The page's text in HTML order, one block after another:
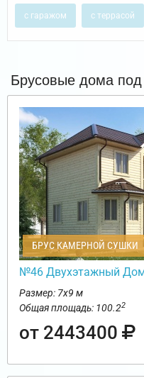
с гаражом с террасой
Брусовые дома
БРУС КАМЕРНОЙ СУШКИ
№46 Двухэтажный
Размер: 7х9 м
Общая площадь: 100.22
от 2443400